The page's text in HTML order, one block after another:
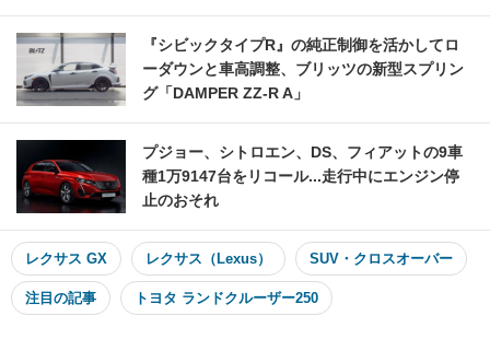
『シビックタイプR』の純正制御を活かしてロ
ーダウンと車高調整、ブリッツの新型スプリン
グ「DAMPER ZZ-R A」
プジョー、シトロエン、DS、フィアットの9車
種1万9147台をリコール...走行中にエンジン停
止のおそれ
レクサス GX レクサス（Lexus） SUV・クロスオーバー
注目の記事 トヨタ ランドクルーザー250